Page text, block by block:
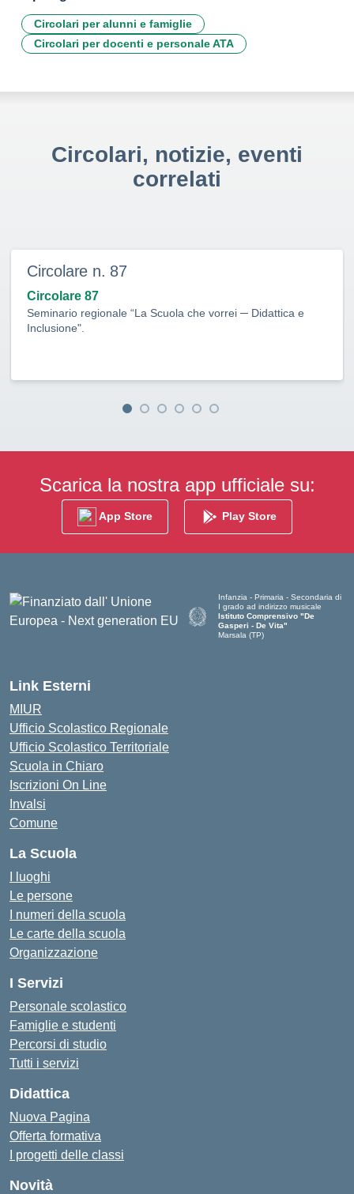
Circolari per alunni e famiglie
Circolari per docenti e personale ATA
Circolari, notizie, eventi
correlati
Circolare n. 87
Circolare 87
Seminario regionale “La Scuola che vorrei ─ Didattica e
Inclusione".
Scarica la nostra app ufficiale su:
App Store Play Store
Infanzia - Primaria - Secondaria di
I grado ad indirizzo musicale
Istituto Comprensivo "De
Gasperi - De Vita"
Marsala (TP)
Link Esterni
MIUR
Ufficio Scolastico Regionale
Ufficio Scolastico Territoriale
Scuola in Chiaro
Iscrizioni On Line
Invalsi
Comune
La Scuola
I luoghi
Le persone
I numeri della scuola
Le carte della scuola
Organizzazione
I Servizi
Personale scolastico
Famiglie e studenti
Percorsi di studio
Tutti i servizi
Didattica
Nuova Pagina
Offerta formativa
I progetti delle classi
Novità